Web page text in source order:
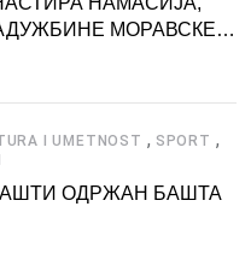
МОРАВСКЕ
I UMETNOST , SPORT ,
ОДРЖАН БАШТА